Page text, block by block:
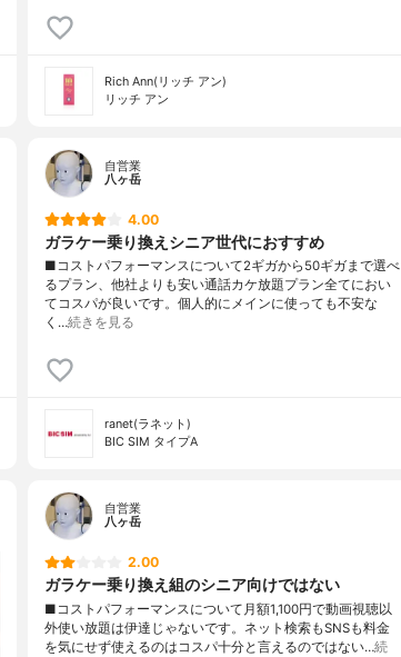
Rich Ann(リッチ アン)
リッチ アン
自営業
八ヶ岳
4.00
ガラケー乗り換えシニア世代におすすめ
■コストパフォーマンスについて2ギガから50ギガまで選べ
るプラン、他社よりも安い通話カケ放題プラン全てにおい
てコスパが良いです。個人的にメインに使っても不安な
く…続きを見る
ranet(ラネット)
BIC SIM タイプA
自営業
八ヶ岳
2.00
ガラケー乗り換え組のシニア向けではない
■コストパフォーマンスについて月額1,100円で動画視聴以
外使い放題は伊達じゃないです。ネット検索もSNSも料金
を気にせず使えるのはコスパ十分と言えるのではない…続